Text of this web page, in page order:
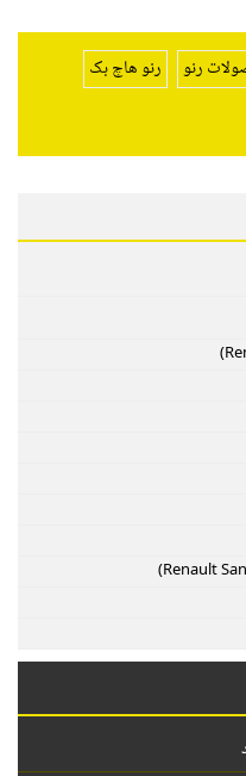
رنو
رنو هاچ بک